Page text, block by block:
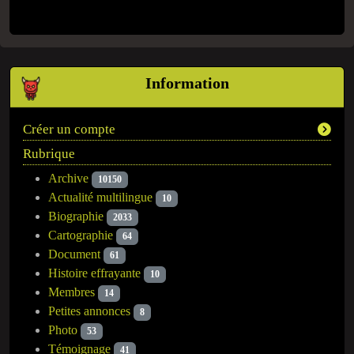
Information
Créer un compte
Rubrique
Archive 10150
Actualité multilingue 10
Biographie 2033
Cartographie 64
Document 61
Histoire effrayante 10
Membres 14
Petites annonces 8
Photo 53
Témoignage 41